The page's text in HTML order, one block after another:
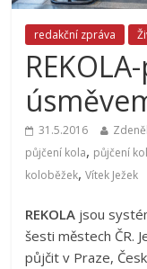
redakční zpráva
31.5.2016
půjčení kola, půjčení
koloběžek,Vítek Ježek
REKOLA jsou
šesti městech ČR.
půjčit v Praze,